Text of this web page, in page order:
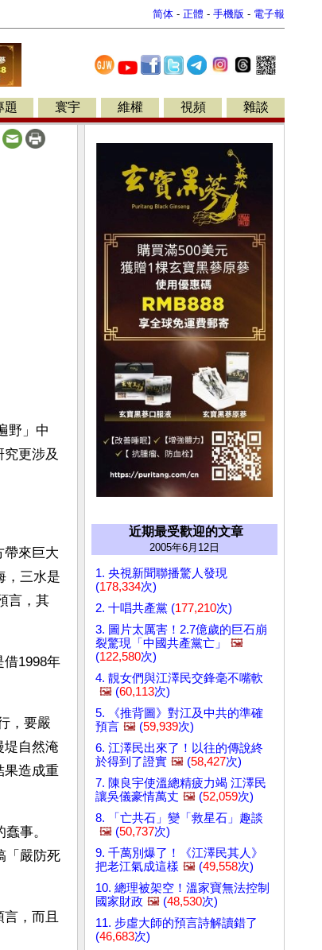
简体 - 正體 - 手機版 - 電子報
題 寰宇 維權 視頻 雜談
野」中
更涉及
帶來巨大
，三水是
言，其
1998年
，要嚴
堤自然淹
果造成重
事。
「嚴防死
，而且
近期最受歡迎的文章
2005年6月12日
1. 央視新聞聯播驚人發現
(178,334次)
2. 十唱共產黨 (177,210次)
3. 圖片太厲害！2.7億歲的巨石崩
裂驚現「中國共產黨亡」
🖼️
(122,580次)
4. 靚女們與江澤民交鋒毫不嘴軟
🖼️ (60,113次)
5. 《推背圖》對江及中共的準確
預言 🖼️ (59,939次)
6. 江澤民出來了！以往的傳說終
於得到了證實 🖼️ (58,427次)
7. 陳良宇使溫總精疲力竭 江澤民
讓吳儀豪情萬丈 🖼️ (52,059次)
8. 「亡共石」變「救星石」趣談
🖼️ (50,737次)
9. 千萬別爆了！《江澤民其人》
把老江氣成這樣 🖼️ (49,558次)
10. 總理被架空！溫家寶無法控制
國家財政 🖼️ (48,530次)
11. 步虛大師的預言詩解讀錯了
(46,683次)